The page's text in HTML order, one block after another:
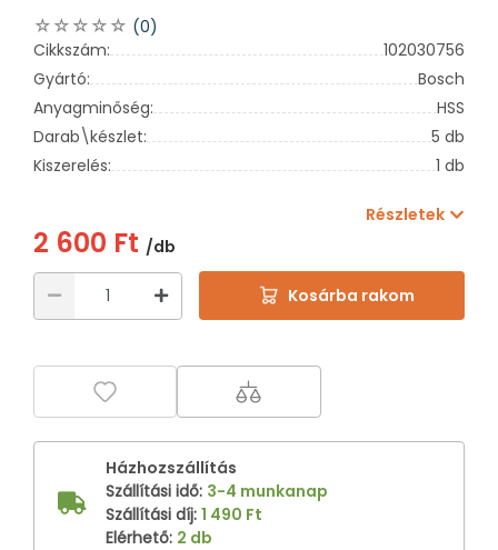
(0)
Cikkszám:
102030756
Gyártó:
Bosch
Anyagminőség:
HSS
Darab\készlet:
5 db
Kiszerelés:
1 db
Részletek
2 600 Ft /db
Kosárba rakom
Házhozszállítás
Szállítási idő: 3-4 munkanap
Szállítási díj: 1 490 Ft
Elérhető: 2 db